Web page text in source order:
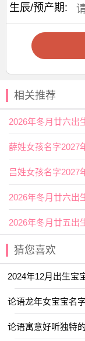
和期望。在给女
好以及孩子的个性
赐子好名，
择下方的【宝宝起
生辰/预产期:
相关推荐
2026年冬月廿六出
薛姓女孩名字2027
吕姓女孩名字2027
2026年冬月廿六出
2026年冬月廿五出
猜您喜欢
2024年12月出生宝
论语龙年女宝宝名
论语寓意好听独特